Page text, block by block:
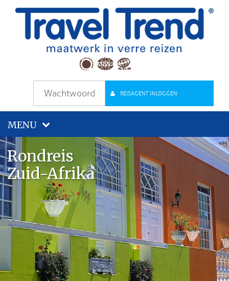
REISAGENT INLOGGEN
MENU
Rondreis
Zuid-Afrika